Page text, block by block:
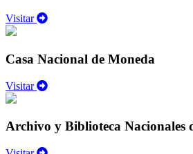
Visitar
Casa Nacional de Moneda
Visitar
Archivo y Biblioteca Nacionales